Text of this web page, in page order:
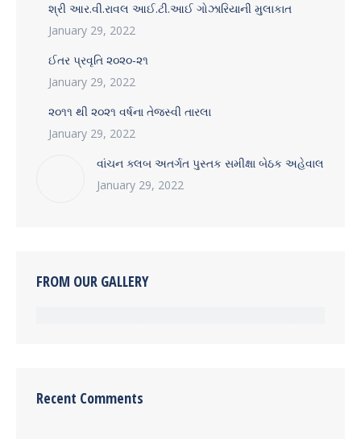
શ્રી આર.વી.રાવલ આઈ.ટી.આઈ ગોઝારિયાની મુલાકાત
January 29, 2022
ઈતર પ્રવૃતિ ૨૦૨૦-૨૧
January 29, 2022
૨૦૧૧ થી ૨૦૨૧ વર્ષના તેજસ્વી તારલા
January 29, 2022
વાંચન ક્લબ અતર્ગત પુસ્તક સમીક્ષા બેઠક અહેવાલ
January 29, 2022
FROM OUR GALLERY
Recent Comments